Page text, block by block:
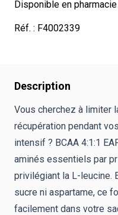
Disponible en pharmacie
Réf. : F4002339
Description
Vous cherchez à limiter
récupération pendant
intensif ? BCAA 4:1:1
aminés essentiels par
privilégiant la L-leucine.
sucre ni aspartame, ce
facilement dans votre